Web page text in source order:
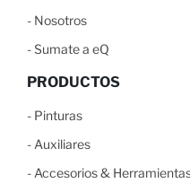
- Nosotros
-Sumate a eQ
PRODUCTOS
- Pinturas
- Auxiliares
- Accesorios &